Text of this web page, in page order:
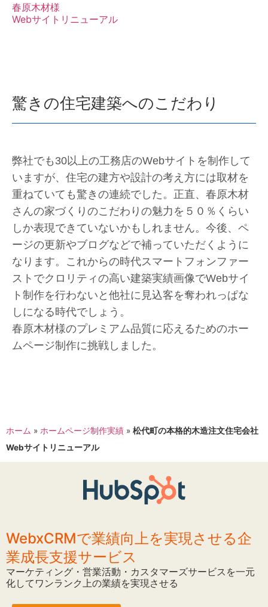
春原木材様
Webサイトリニューアル
驚きの住宅建築へのこだわり
弊社でも30以上の工務店のWebサイトを制作して
いますが、住宅の建方や設計の考え方には取材を
重ねていても驚きの連続でした。正直、春原木材
さんの家づくりのこだわりの魅力を５０％くらい
しか表現できていないかもしれません。今後、ペ
ージの更新やブログなどで補っていただくように
なります。これからの時代スマートフォンファー
ストでクロリティの高い建築実績画像でWebサイ
ト制作を行わないと他社に見込客を奪われっぱな
しになる時代でしょう。
春原木材様のプレミアム品質に応えるためのホー
ムページ制作に挑戦しました。
ホーム » ホームページ制作実績 » 松代町の本格的木造注文住宅会社
Webサイトリニューアル
WebxCRMで業績向上を実現させる企
業成長支援サービス
マーケティング・営業活動・カスタマーズサービスを一元
化してワンランク上の業績を実現させる